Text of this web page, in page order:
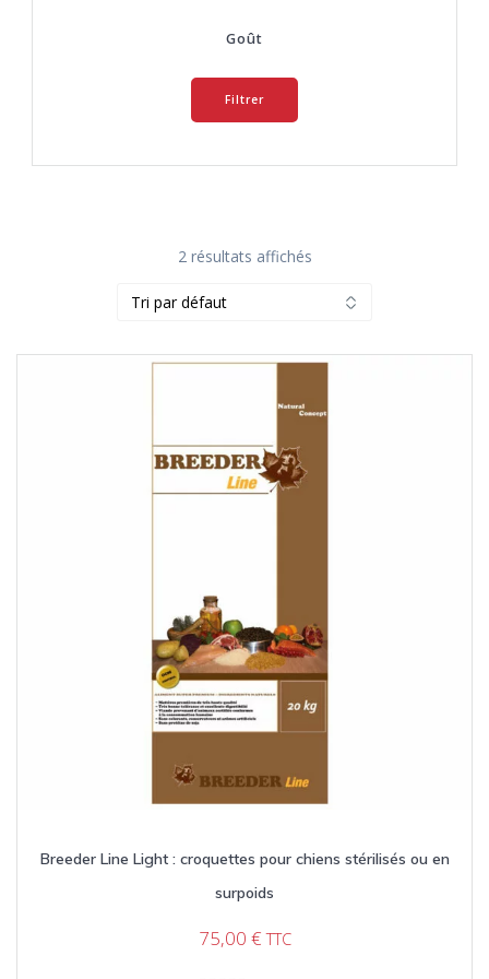
Goût
Filtrer
2 résultats affichés
Breeder Line Light : croquettes pour chiens stérilisés ou en
surpoids
75,00 € TTC